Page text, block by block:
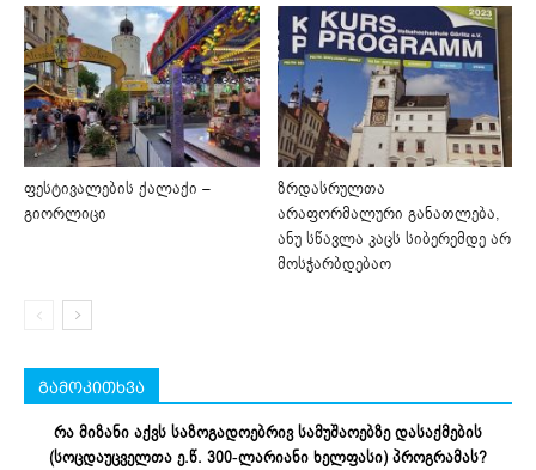
ფესტივალების ქალაქი –
გიორლიცი
ზრდასრულთა
არაფორმალური განათლება,
ანუ სწავლა კაცს სიბერემდე არ
მოსჭარბდებაო
გამოკითხვა
რა მიზანი აქვს საზოგადოებრივ სამუშაოებზე დასაქმების
(სოცდაუცველთა ე.წ. 300-ლარიანი ხელფასი) პროგრამას?